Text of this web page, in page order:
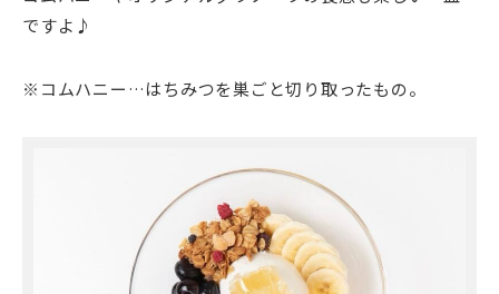
ですよ♪
※コムハニー…はちみつを巣ごと切り取ったもの。